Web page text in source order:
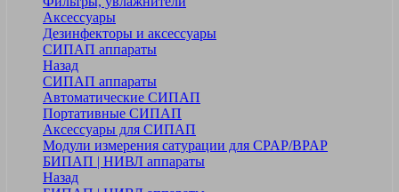
Аксессуары
Дезинфекторы и аксессуары
СИПАП аппараты
Назад
СИПАП аппараты
Автоматические СИПАП
Портативные СИПАП
Аксессуары для СИПАП
Модули измерения сатурации для CPAP/BPAP
БИПАП | НИВЛ аппараты
Назад